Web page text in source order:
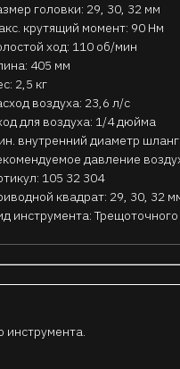
головки: 29, 30, 32 мм
крутящий момент: 90 Нм
ход: 110 об/мин
405 мм
2,5 кг
воздуха: 23,6 л/с
для воздуха: 1/4 дюйма
внутренний диаметр
давление
105 32 304
квадрат: 29, 30, 32
инструмента:
инструмента.